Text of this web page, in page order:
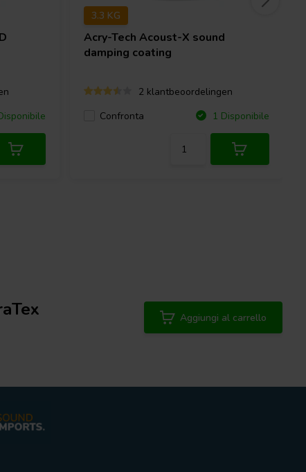
3.3 KG
Acry-Tech Acoust-X sound
damping coating
2 klantbeoordelingen
Confronta
1 Disponibile
Aggiungi al carrello